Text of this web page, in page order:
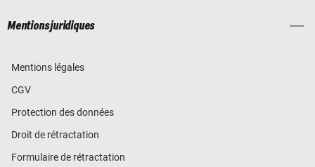
Mentions juridiques
Mentions légales
CGV
Protection des données
Droit de rétractation
Formulaire de rétractation